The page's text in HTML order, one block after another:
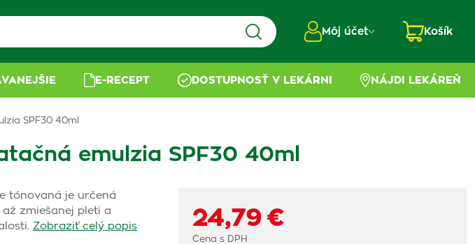
Môj účet Košík
E-RECEPT DOSTUPNOSŤ V LEKÁRNI NÁJDI LEKÁREŇ
SPF30 40ml
emulzia SPF30 40ml
tónovaná je určená
zmiešanej pleti a
Zobraziť celý popis 24,79 €
Cena s DPH